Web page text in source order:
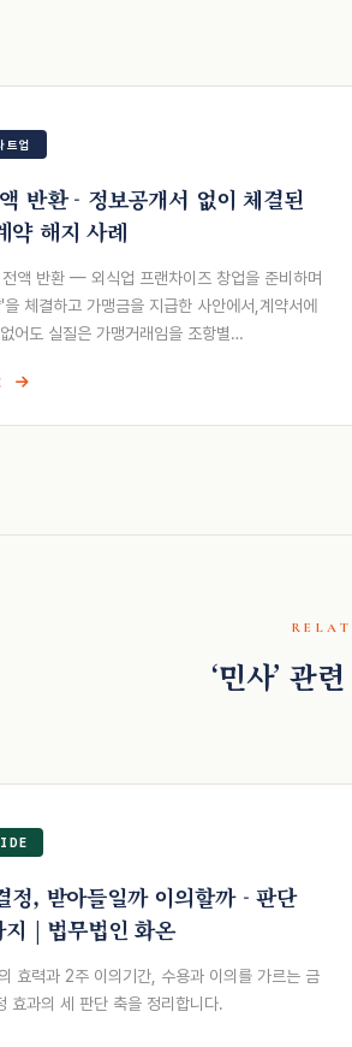
트업
반환 - 정보공개서 없이 체결된
약 해지 사례
전액 반환 — 외식업 프랜차이즈 창업을 준비하며
체결하고 가맹금을 지급한 사안에서,계약서에
어도 실질은 가맹거래임을 조항별…
‘민사’ 관
정, 받아들일까 이의할까 - 판단
| 법무법인 화온
효력과 2주 이의기간, 수용과 이의를 가르는 금
효과의 세 판단 축을 정리합니다.